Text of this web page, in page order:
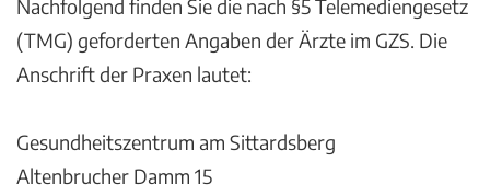
Nachfolgend finden Sie die nach §5 Telemediengesetz
(TMG) geforderten Angaben der Ärzte im GZS. Die
Anschrift der Praxen lautet:
Gesundheitszentrum am Sittardsberg
Altenbrucher Damm 15